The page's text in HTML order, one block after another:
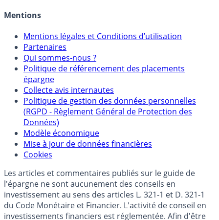
Mentions
Mentions légales et Conditions d’utilisation
Partenaires
Qui sommes-nous ?
Politique de référencement des placements
épargne
Collecte avis internautes
Politique de gestion des données personnelles
(RGPD - Règlement Général de Protection des
Données)
Modèle économique
Mise à jour de données financières
Cookies
Les articles et commentaires publiés sur le guide de
l'épargne ne sont aucunement des conseils en
investissement au sens des articles L. 321-1 et D. 321-1
du Code Monétaire et Financier. L'activité de conseil en
investissements financiers est réglementée. Afin d'être